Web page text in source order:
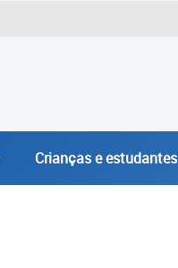
Crianças e estudantes